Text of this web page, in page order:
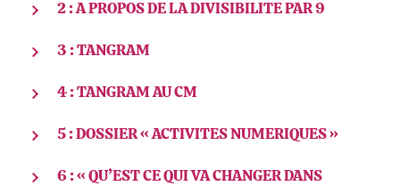
2 : A PROPOS DE LA DIVISIBILITE PAR 9
3 : TANGRAM
4 : TANGRAM AU CM
5 : DOSSIER « ACTIVITES NUMERIQUES »
6 : « QU’EST CE QUI VA CHANGER DANS